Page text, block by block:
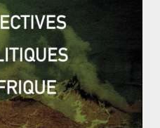
purges massives qui ont
éléments ont été
avec peu d’expérience.
bonne expérience de la
dans l’administration
importante : l’appui
turque est très